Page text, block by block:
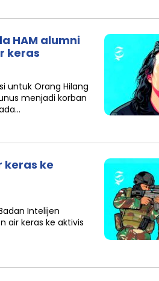
HAM alumni
keras
untuk Orang Hilang
menjadi korban
keras ke
Intelijen
air keras ke aktivis